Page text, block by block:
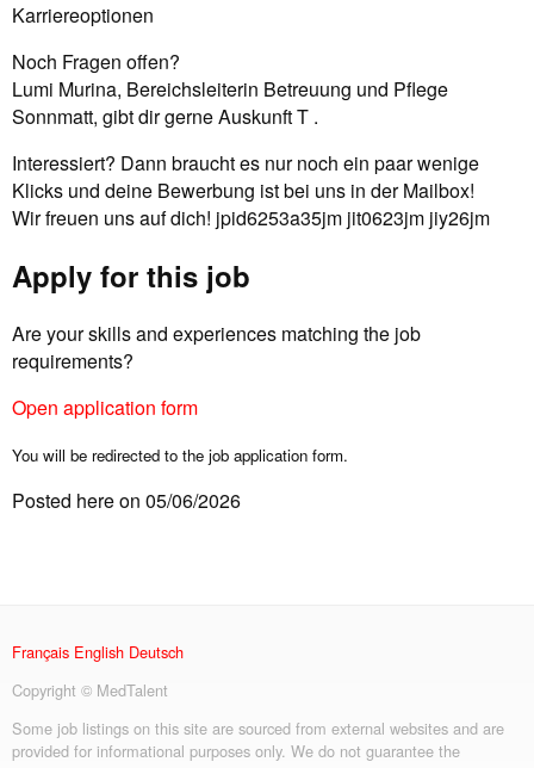
Karriereoptionen
Noch Fragen offen?
Lumi Murina, Bereichsleiterin Betreuung und Pflege
Sonnmatt, gibt dir gerne Auskunft T .
Interessiert? Dann braucht es nur noch ein paar wenige
Klicks und deine Bewerbung ist bei uns in der Mailbox!
Wir freuen uns auf dich! jpid6253a35jm jit0623jm jiy26jm
Apply for this job
Are your skills and experiences matching the job
requirements?
Open application form
You will be redirected to the job application form.
Posted here on 05/06/2026
Français English Deutsch
Copyright © MedTalent
Some job listings on this site are sourced from external websites and are
provided for informational purposes only. We do not guarantee the